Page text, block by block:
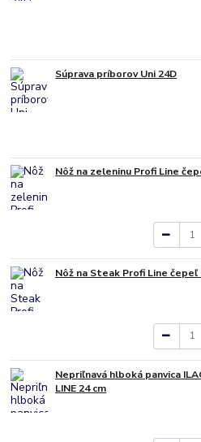
Súprava príborov Uni 24D
Nôž na zeleninu Profi Line
Nôž na Steak Profi Line čepeľ
Nepriľnavá hlboká panvica
LINE 24 cm